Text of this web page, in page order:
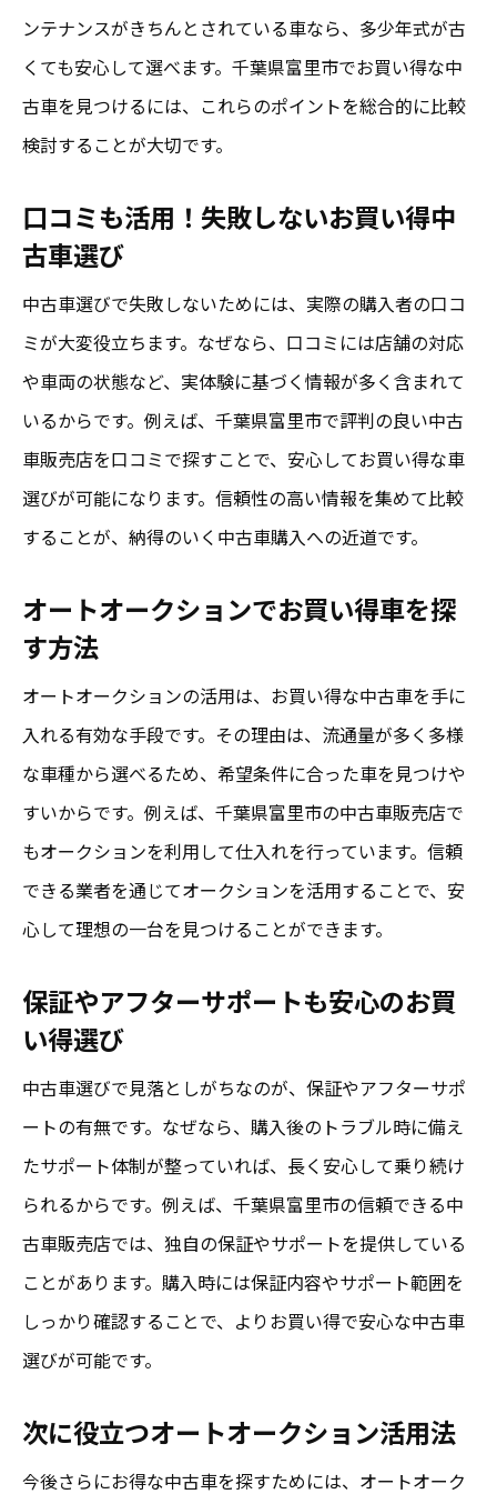
ンテナンスがきちんとされている車なら、多少年式が古
くても安心して選べます。千葉県富里市でお買い得な中
古車を見つけるには、これらのポイントを総合的に比較
検討することが大切です。
口コミも活用！失敗しないお買い得中
古車選び
中古車選びで失敗しないためには、実際の購入者の口コ
ミが大変役立ちます。なぜなら、口コミには店舗の対応
や車両の状態など、実体験に基づく情報が多く含まれて
いるからです。例えば、千葉県富里市で評判の良い中古
車販売店を口コミで探すことで、安心してお買い得な車
選びが可能になります。信頼性の高い情報を集めて比較
することが、納得のいく中古車購入への近道です。
オートオークションでお買い得車を探
す方法
オートオークションの活用は、お買い得な中古車を手に
入れる有効な手段です。その理由は、流通量が多く多様
な車種から選べるため、希望条件に合った車を見つけや
すいからです。例えば、千葉県富里市の中古車販売店で
もオークションを利用して仕入れを行っています。信頼
できる業者を通じてオークションを活用することで、安
心して理想の一台を見つけることができます。
保証やアフターサポートも安心のお買
い得選び
中古車選びで見落としがちなのが、保証やアフターサポ
ートの有無です。なぜなら、購入後のトラブル時に備え
たサポート体制が整っていれば、長く安心して乗り続け
られるからです。例えば、千葉県富里市の信頼できる中
古車販売店では、独自の保証やサポートを提供している
ことがあります。購入時には保証内容やサポート範囲を
しっかり確認することで、よりお買い得で安心な中古車
選びが可能です。
次に役立つオートオークション活用法
今後さらにお得な中古車を探すためには、オートオーク